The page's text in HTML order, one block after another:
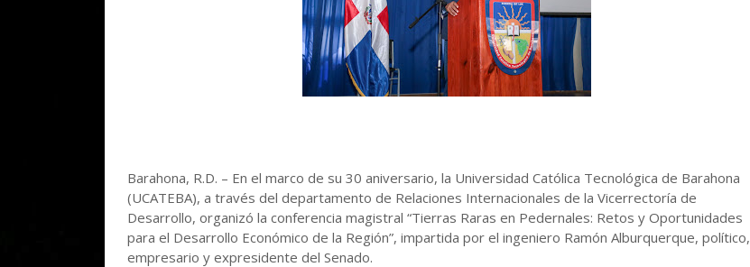
Barahona, R.D. – En el marco de su 30 aniversario, la Universidad Católica Tecnológica de Barahona
(UCATEBA), a través del departamento de Relaciones Internacionales de la Vicerrectoría de
Desarrollo, organizó la conferencia magistral “Tierras Raras en Pedernales: Retos y Oportunidades
para el Desarrollo Económico de la Región”, impartida por el ingeniero Ramón Alburquerque, político,
empresario y expresidente del Senado.